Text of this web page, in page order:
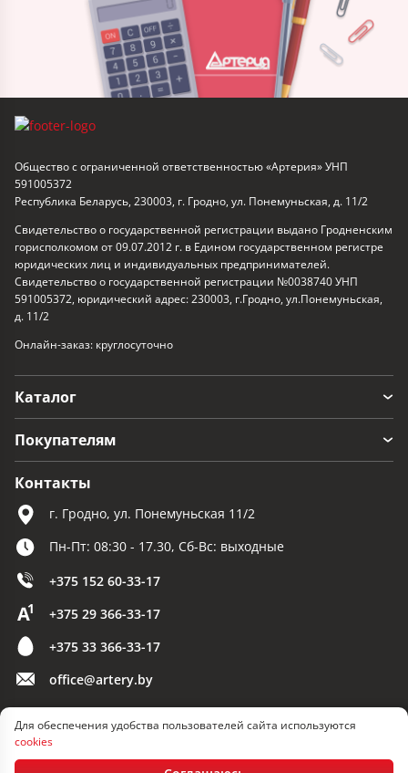
Для обеспечения удобства пользователей сайта используются
cookies
Общество с ограниченной ответственностью «Артерия» УНП
591005372
Республика Беларусь, 230003, г. Гродно, ул. Понемуньская, д. 11/2
Свидетельство о государственной регистрации выдано Гродненским
горисполкомом от 09.07.2012 г. в Едином государственном регистре
юридических лиц и индивидуальных предпринимателей.
Свидетельство о государственной регистрации №0038740 УНП
591005372, юридический адрес: 230003, г.Гродно, ул.Понемуньская,
д. 11/2
Онлайн-заказ: круглосуточно
Каталог
Покупателям
Контакты
г. Гродно, ул. Понемуньская 11/2
Пн-Пт: 08:30 - 17.30, Сб-Вс: выходные
+375 152 60-33-17
+375 29 366-33-17
+375 33 366-33-17
office@artery.by
Разработка сайта — SLAM
© 2026 ООО «Артерия»